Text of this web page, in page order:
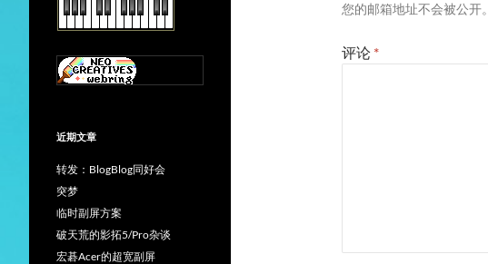
您的邮箱地址不会被公开。
评论 *
近期文章
转发：BlogBlog同好会
突梦
临时副屏方案
破天荒的影拓5/Pro杂谈
宏碁Acer的超宽副屏